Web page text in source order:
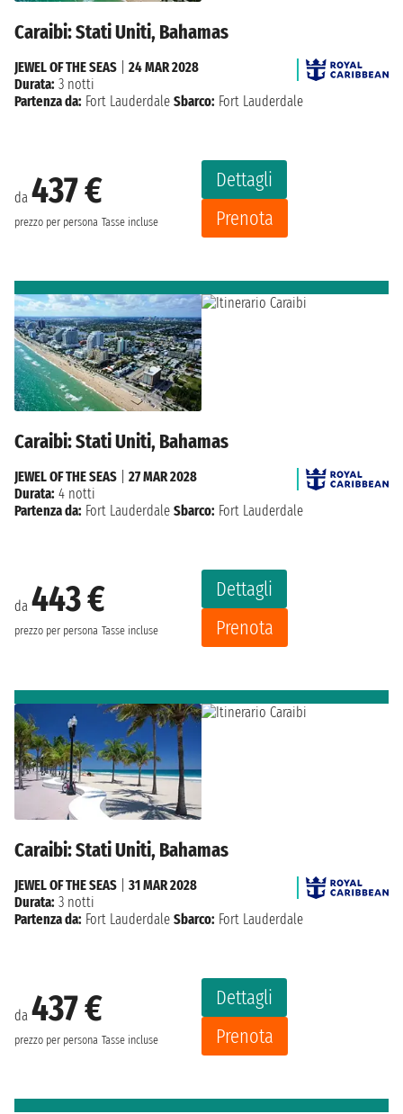
Caraibi: Stati Uniti, Bahamas
da 437 €
prezzo per persona Tasse incluse
Dettagli
Prenota
JEWEL OF THE SEAS
24 MAR 2028
Durata: 3 notti
Partenza da: Fort Lauderdale Sbarco: Fort Lauderdale
Caraibi: Stati Uniti, Bahamas
da 443 €
prezzo per persona Tasse incluse
Dettagli
Prenota
JEWEL OF THE SEAS
27 MAR 2028
Durata: 4 notti
Partenza da: Fort Lauderdale Sbarco: Fort Lauderdale
Caraibi: Stati Uniti, Bahamas
da 437 €
prezzo per persona Tasse incluse
Dettagli
Prenota
JEWEL OF THE SEAS
31 MAR 2028
Durata: 3 notti
Partenza da: Fort Lauderdale Sbarco: Fort Lauderdale